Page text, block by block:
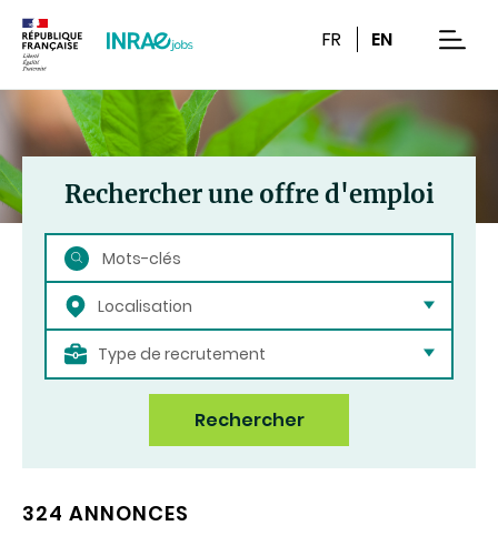
FR EN
Rechercher une offre d'emploi
Rechercher
Localisation
Type de recrutement
Rechercher
324 ANNONCES